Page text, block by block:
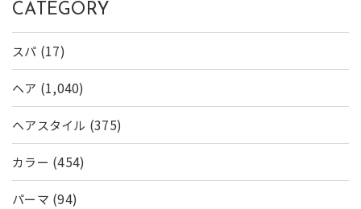
CATEGORY
スパ (17)
ヘア (1,040)
ヘアスタイル (375)
カラー (454)
パーマ (94)